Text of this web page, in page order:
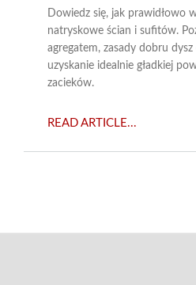
Dowiedz się, jak prawidłowo
natryskowe ścian i sufitów.
agregatem, zasady dobru
uzyskanie idealnie gładkiej
zacieków.
READ ARTICLE...